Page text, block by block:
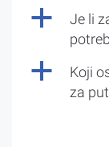
a
Je li
a
Koji
za